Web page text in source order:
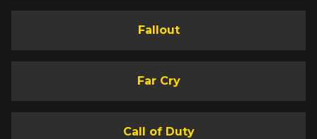
Fallout
Far Cry
Call of Duty